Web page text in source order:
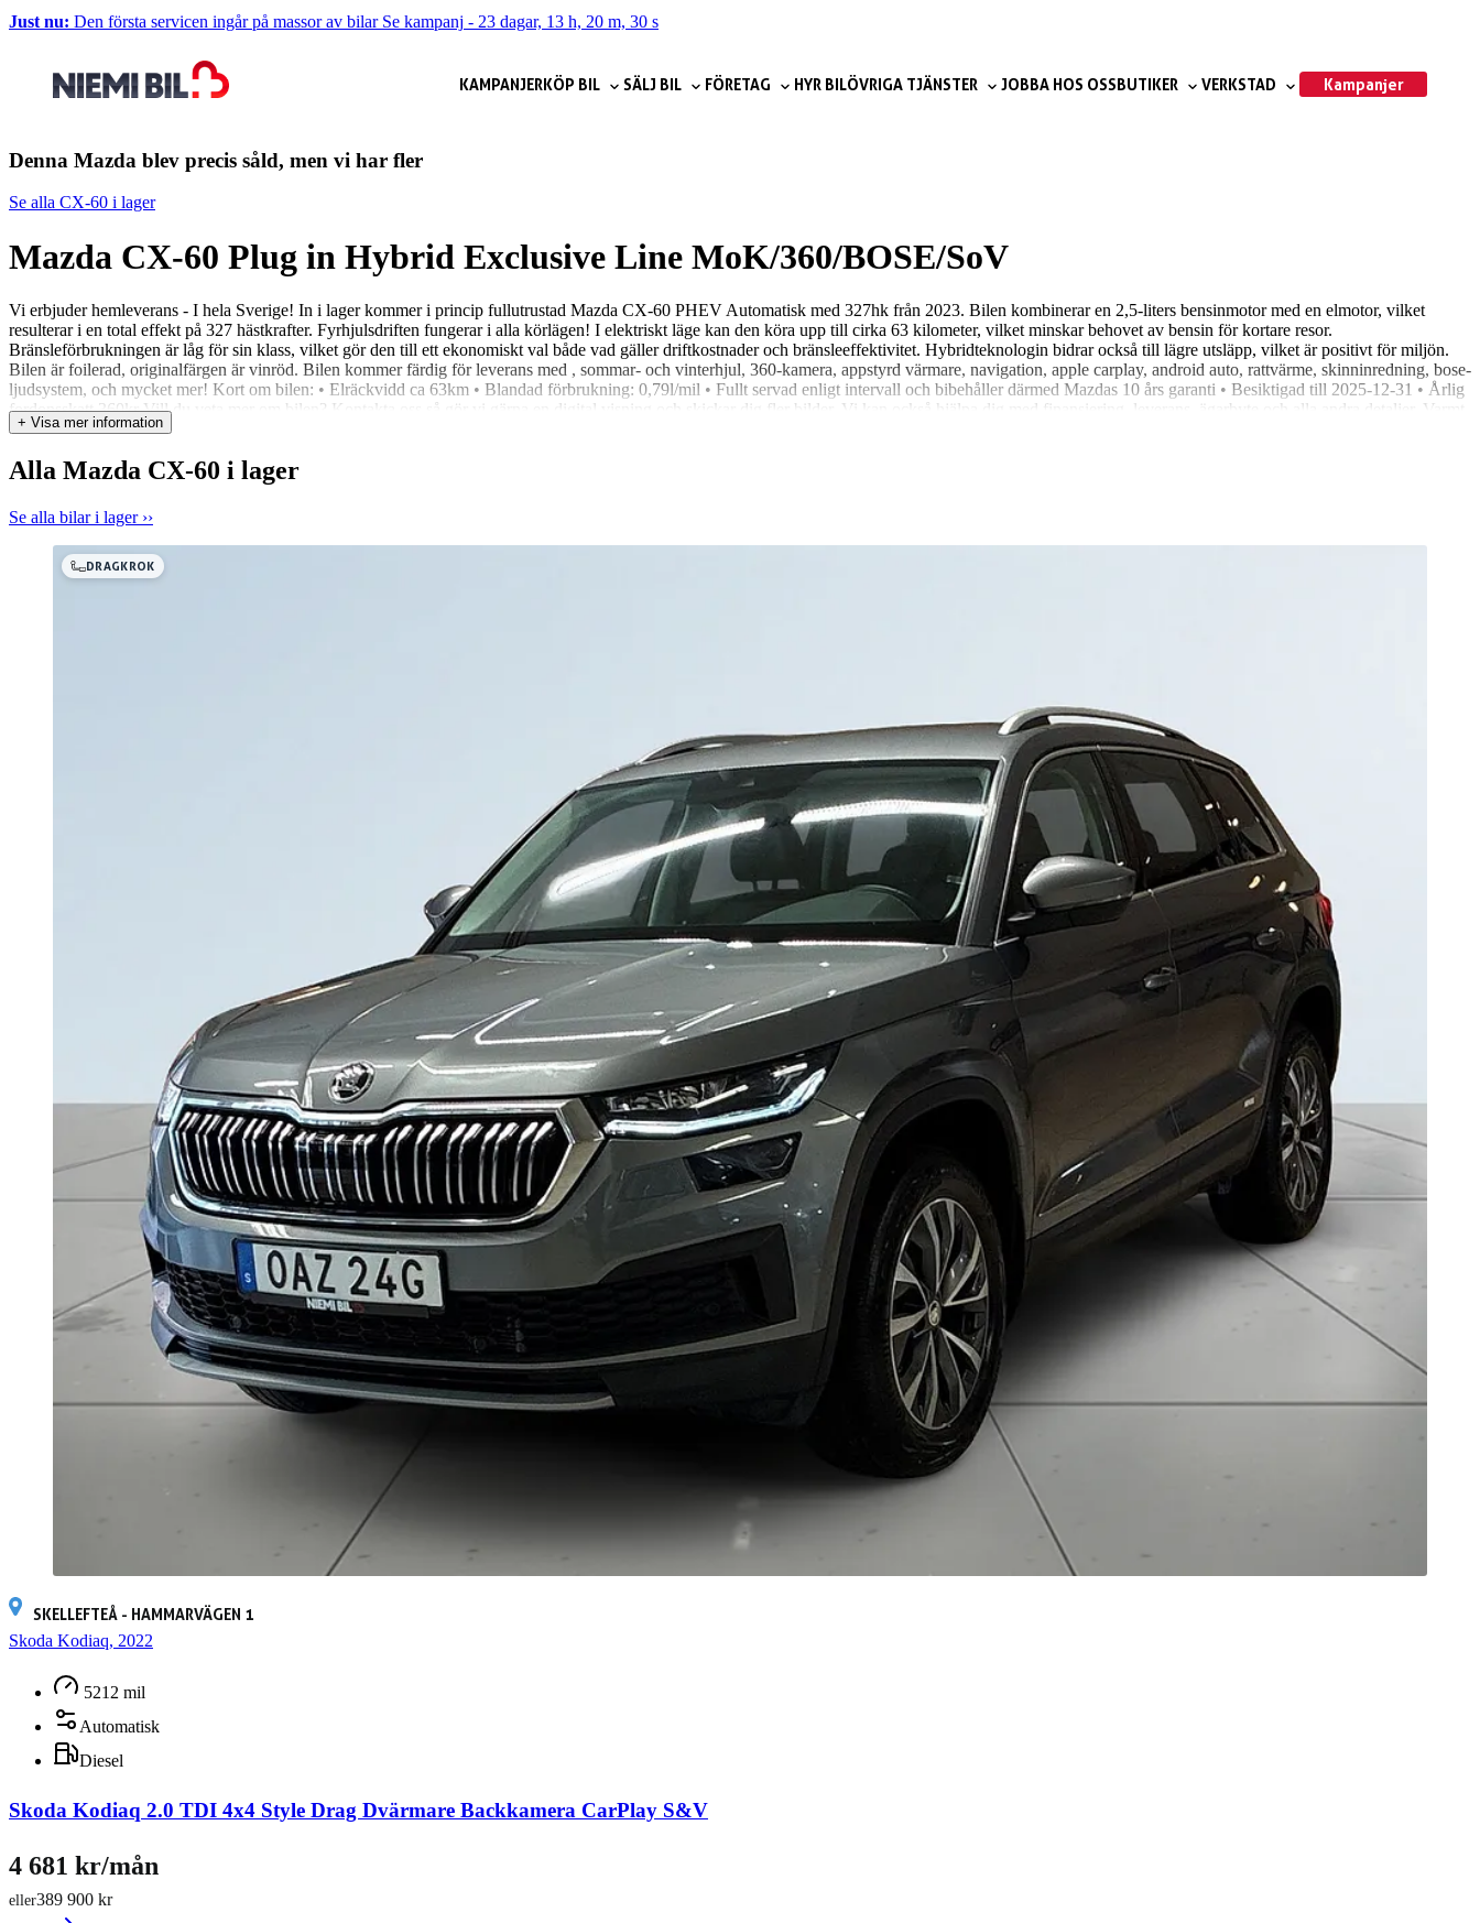
Just nu: Den första servicen ingår på massor av bilar Se kampanj - 23 dagar, 13 h, 20 m, 28 s
KAMPANJERKÖP BIL SÄLJ BIL FÖRETAG HYR BILÖVRIGA TJÄNSTER JOBBA HOS OSSBUTIKER VERKSTAD Kampanjer
Denna Mazda blev precis såld, men vi har fler
Se alla CX-60 i lager
Mazda CX-60 Plug in Hybrid Exclusive Line MoK/360/BOSE/SoV
Vi erbjuder hemleverans - I hela Sverige! In i lager kommer i princip fullutrustad Mazda CX-60 PHEV Automatisk med 327hk från 2023. Bilen kombinerar en 2,5-liters bensinmotor med en elmotor, vilket
resulterar i en total effekt på 327 hästkrafter. Fyrhjulsdriften fungerar i alla körlägen! I elektriskt läge kan den köra upp till cirka 63 kilometer, vilket minskar behovet av bensin för kortare resor.
Bränsleförbrukningen är låg för sin klass, vilket gör den till ett ekonomiskt val både vad gäller driftkostnader och bränsleeffektivitet. Hybridteknologin bidrar också till lägre utsläpp, vilket är positivt för miljön.
Bilen är foilerad, originalfärgen är vinröd. Bilen kommer färdig för leverans med , sommar- och vinterhjul, 360-kamera, appstyrd värmare, navigation, apple carplay, android auto, rattvärme, skinninredning, bose-
ljudsystem, och mycket mer! Kort om bilen: • Elräckvidd ca 63km • Blandad förbrukning: 0,79l/mil • Fullt servad enligt intervall och bibehåller därmed Mazdas 10 års garanti • Besiktigad till 2025-12-31 • Årlig
fordonsskatt 360kr Vill du veta mer om bilen? Kontakta oss så gör vi gärna en digital visning och skickar dig fler bilder. Vi kan också hjälpa dig med finansiering, leverans, ägarbyte och alla andra detaljer. Varmt
välkommen till Niemi Bil - Ett familjeföretag med Sveriges största hjärta för bilar. 4,8 snittbetyg på Google. Vi ska göra vårt bästa för att du ska bli riktigt nöjd och göra en trygg bilaffär! Vill du byta in bilen du
+ Visa mer information
Alla Mazda CX-60 i lager
Se alla bilar i lager ››
DRAGKROK
SKELLEFTEÅ - HAMMARVÄGEN 1
Skoda Kodiaq, 2022
5212 mil
Automatisk
Diesel
Skoda Kodiaq 2.0 TDI 4x4 Style Drag Dvärmare Backkamera CarPlay S&V
389 900 kr
eller
4 681 kr/mån